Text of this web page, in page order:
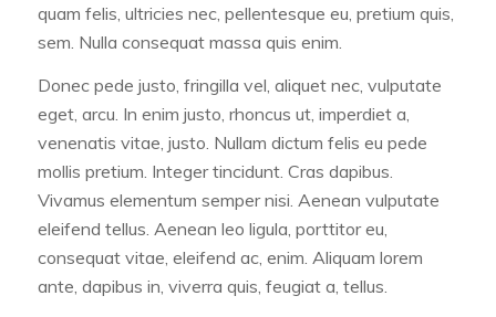
quam felis, ultricies nec, pellentesque eu, pretium quis,
sem. Nulla consequat massa quis enim.
Donec pede justo, fringilla vel, aliquet nec, vulputate
eget, arcu. In enim justo, rhoncus ut, imperdiet a,
venenatis vitae, justo. Nullam dictum felis eu pede
mollis pretium. Integer tincidunt. Cras dapibus.
Vivamus elementum semper nisi. Aenean vulputate
eleifend tellus. Aenean leo ligula, porttitor eu,
consequat vitae, eleifend ac, enim. Aliquam lorem
ante, dapibus in, viverra quis, feugiat a, tellus.